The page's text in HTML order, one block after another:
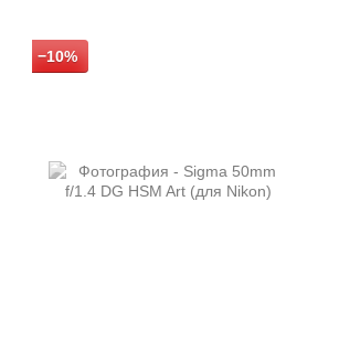
−10%